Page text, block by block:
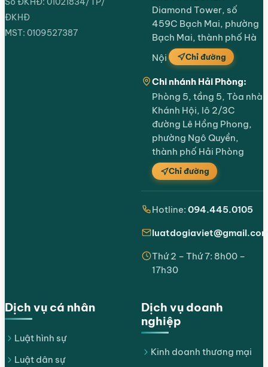
ĐKHĐ
MST: 0109527387
Dịch vụ cá nhân
Luật hình sự
Luật dân sự
Dịch vụ doanh
nghiệp
Kinh doanh thương mại
Diamond Tower, số
459C Bạch Mai, phường
Bạch Mai, thành phố Hà
Nội
Chỉ đường
Chi nhánh Hải Phòng:
Phòng 5, tầng 5, Tòa nhà
Khánh Hội, lô 2/3C
đường Lê Hồng Phong,
phường Ngô Quyền,
thành phố Hải Phòng
Chỉ đường
Hotline: 094.445.0105
Thứ 2 – Thứ 7: 8h00 –
17h30